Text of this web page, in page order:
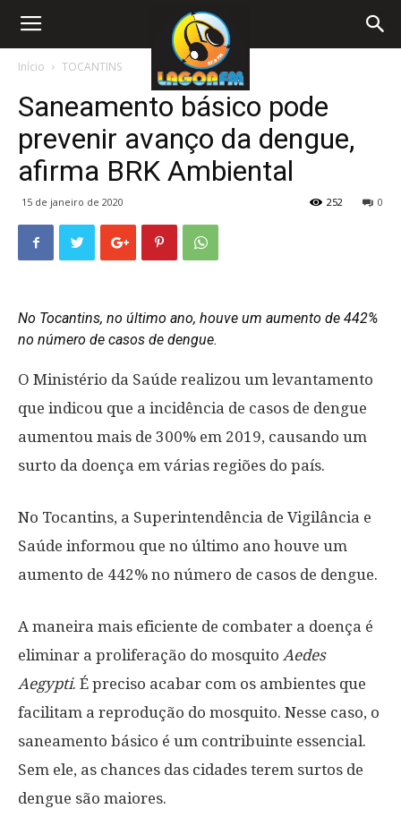
Início TOCANTINS
Saneamento básico pode
prevenir avanço da dengue,
afirma BRK Ambiental
15 de janeiro de 2020 0
252
No Tocantins, no último ano, houve um aumento de 442%
no número de casos de dengue.
O Ministério da Saúde realizou um levantamento
que indicou que a incidência de casos de dengue
aumentou mais de 300% em 2019, causando um
surto da doença em várias regiões do país.
No Tocantins, a Superintendência de Vigilância e
Saúde informou que no último ano houve um
aumento de 442% no número de casos de dengue.
A maneira mais eficiente de combater a doença é
eliminar a proliferação do mosquito Aedes
Aegypti. É preciso acabar com os ambientes que
facilitam a reprodução do mosquito. Nesse caso, o
saneamento básico é um contribuinte essencial.
Sem ele, as chances das cidades terem surtos de
dengue são maiores.